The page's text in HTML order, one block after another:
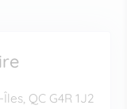
QC G4R 1J2